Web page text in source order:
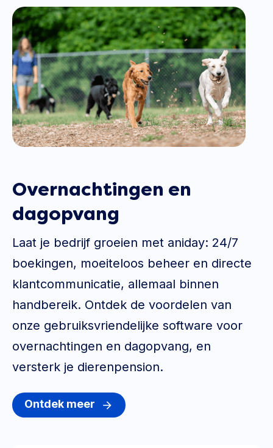
Overnachtingen en
dagopvang
Laat je bedrijf groeien met aniday: 24/7
boekingen, moeiteloos beheer en directe
klantcommunicatie, allemaal binnen
handbereik. Ontdek de voordelen van
onze gebruiksvriendelijke software voor
overnachtingen en dagopvang, en
versterk je dierenpension.
Ontdek meer